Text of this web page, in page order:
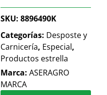
SKU: 8896490K
Categorías: Desposte y
Carnicería, Especial,
Productos estrella
Marca: ASERAGRO
MARCA